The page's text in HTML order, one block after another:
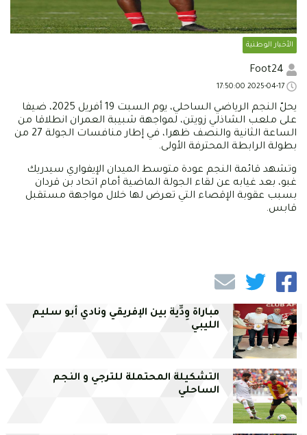
الأخبار الوطنية
يحلّ النجم الرياضي الساحلي، يوم السبت 19 أفريل 2025، ضيفا
على ملعب الشاذلي زويتن، لمواجهة شبيبة العمران انطلاقا من
الساعة الثانية والنصف ظهرا، في إطار منافسات الجولة 27 من
بطولة الرابطة المحترفة الأولى.
وتشهد قائمة النجم عودة متوسط الميدان الإيفواري سيدريك
غبو، بعد غيابه عن لقاء الجولة الماضية أمام اتحاد بن قردان
بسبب عقوبة الإقصاء التي تعرض لها خلال مواجهة مستقبل
قابس.
مباراة وِدِّية بين الإفريقي ونادي أبو سليم
الليبي
التشكيلة المحتملة للترجي و النجم
الساحلي